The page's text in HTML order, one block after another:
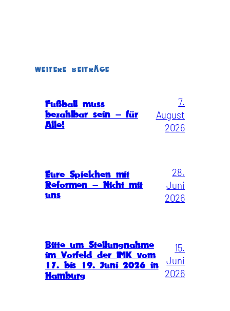
WEITERE BEITRÄGE
Fußball muss
bezahlbar sein – für
Alle!
7.
August
2026
Eure Spielchen mit
Reformen – Nicht mit
uns
28.
Juni
2026
Bitte um Stellungnahme
im Vorfeld der IMK vom
17. bis 19. Juni 2026 in
Hamburg
15.
Juni
2026